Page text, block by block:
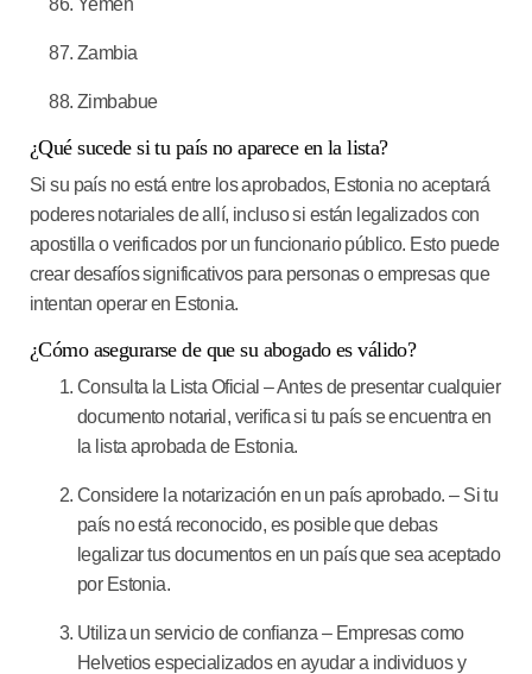
Zambia
Zimbabue
¿Qué sucede si tu país no aparece en la lista?
Si su país no está entre los aprobados, Estonia no aceptará
poderes notariales de allí, incluso si están legalizados con
apostilla o verificados por un funcionario público. Esto puede
crear desafíos significativos para personas o empresas que
intentan operar en Estonia.
¿Cómo asegurarse de que su abogado es válido?
Consulta la Lista Oficial – Antes de presentar cualquier
documento notarial, verifica si tu país se encuentra en
la lista aprobada de Estonia.
Considere la notarización en un país aprobado. – Si tu
país no está reconocido, es posible que debas
legalizar tus documentos en un país que sea aceptado
por Estonia.
Utiliza un servicio de confianza – Empresas como
Helvetiosespecializados en ayudar a individuos y